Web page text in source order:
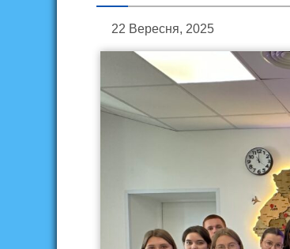
22 Вересня, 2025